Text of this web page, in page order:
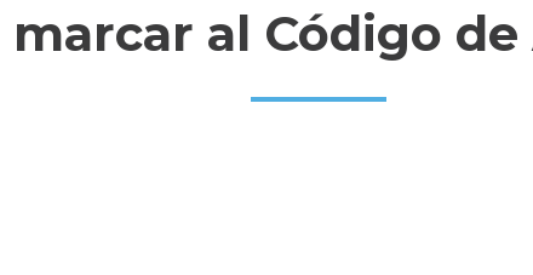
marcar al Código de